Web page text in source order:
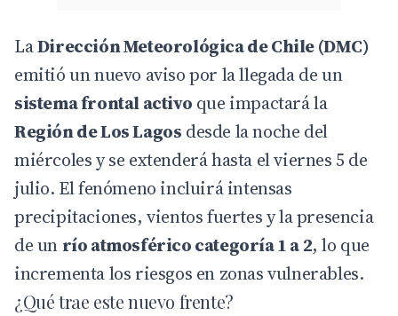
LaDirección Meteorológica de Chile (DMC)
emitió un nuevo aviso por la llegada de un
sistema frontal activo que impactará la
Región de Los Lagos desde la noche del
miércoles y se extenderá hasta el viernes 5 de
julio. El fenómeno incluirá intensas
precipitaciones, vientos fuertes y la presencia
de un río atmosféricocategoría 1 a 2, lo que
incrementa los riesgos en zonas vulnerables.
¿Qué trae este nuevo frente?